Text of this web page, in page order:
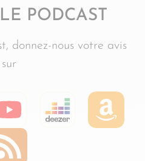
PODCAST
donnez-nous votre avis
sur